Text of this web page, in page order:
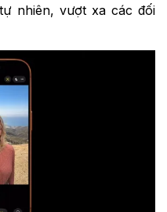
nhiên, vượt xa các đối